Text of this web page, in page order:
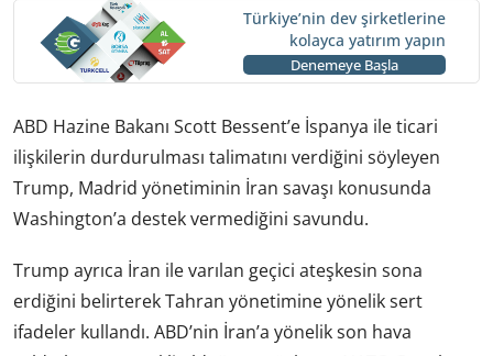
Türkiye’nin dev şirketlerine
kolayca yatırım yapın
Denemeye Başla
ABD Hazine Bakanı Scott Bessent’e İspanya ile ticari
ilişkilerin durdurulması talimatını verdiğini söyleyen
Trump, Madrid yönetiminin İran savaşı konusunda
Washington’a destek vermediğini savundu.
Trump ayrıca İran ile varılan geçici ateşkesin sona
erdiğini belirterek Tahran yönetimine yönelik sert
ifadeler kullandı. ABD’nin İran’a yönelik son hava